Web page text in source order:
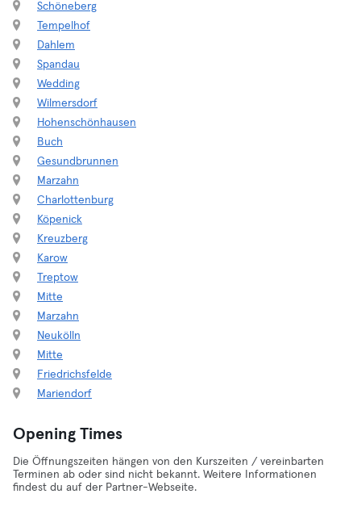
Schöneberg
Tempelhof
Dahlem
Spandau
Wedding
Wilmersdorf
Hohenschönhausen
Buch
Gesundbrunnen
Marzahn
Charlottenburg
Köpenick
Kreuzberg
Karow
Treptow
Mitte
Marzahn
Neukölln
Mitte
Friedrichsfelde
Mariendorf
Opening Times
Die Öffnungszeiten hängen von den Kurszeiten / vereinbarten
Terminen ab oder sind nicht bekannt. Weitere Informationen
findest du auf der Partner-Webseite.